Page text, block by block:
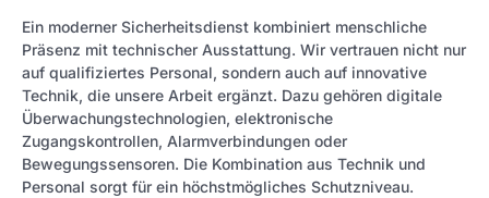
Ein moderner Sicherheitsdienst kombiniert menschliche
Präsenz mit technischer Ausstattung. Wir vertrauen nicht nur
auf qualifiziertes Personal, sondern auch auf innovative
Technik, die unsere Arbeit ergänzt. Dazu gehören digitale
Überwachungstechnologien, elektronische
Zugangskontrollen, Alarmverbindungen oder
Bewegungssensoren. Die Kombination aus Technik und
Personal sorgt für ein höchstmögliches Schutzniveau.